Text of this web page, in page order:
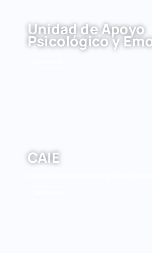
Unidad de Apoyo
Psicológico y
CAIE